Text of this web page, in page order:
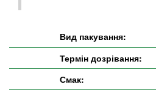
Вид пакування:
Термін дозрівання:
Смак: